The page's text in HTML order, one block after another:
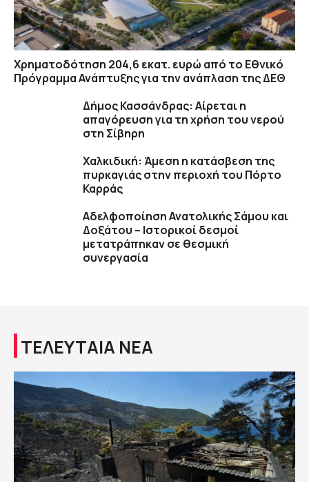
Χρηματοδότηση 204,6 εκατ. ευρώ από το Εθνικό
Πρόγραμμα Ανάπτυξης για την ανάπλαση της ΔΕΘ
Δήμος Κασσάνδρας: Αίρεται η
απαγόρευση για τη χρήση του νερού
στη Σίβηρη
Χαλκιδική: Άμεση η κατάσβεση της
πυρκαγιάς στην περιοχή του Πόρτο
Καρράς
Αδελφοποίηση Ανατολικής Σάμου και
Δοξάτου – Ιστορικοί δεσμοί
μετατράπηκαν σε θεσμική
συνεργασία
ΤΕΛΕΥΤΑΙΑ ΝΕΑ